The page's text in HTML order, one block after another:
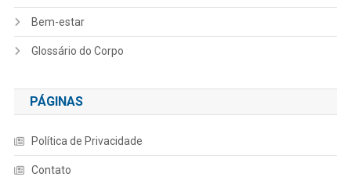
Bem-estar
Glossário do Corpo
PÁGINAS
Política de Privacidade
Contato